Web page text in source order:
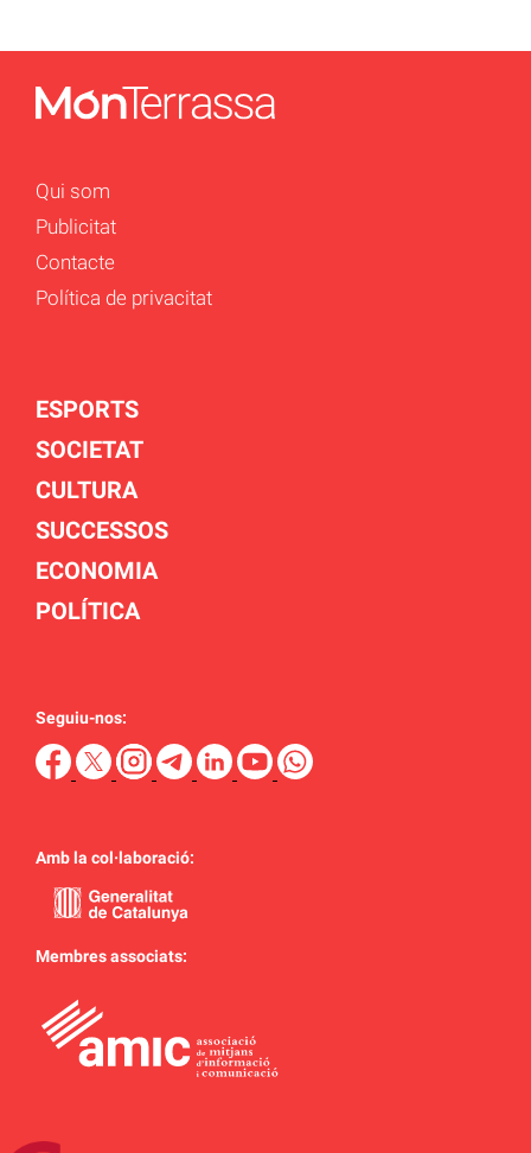
Qui som
Publicitat
Contacte
Política de privacitat
ESPORTS
SOCIETAT
CULTURA
SUCCESSOS
ECONOMIA
POLÍTICA
Seguiu-nos:
Amb la col·laboració:
Membres associats: